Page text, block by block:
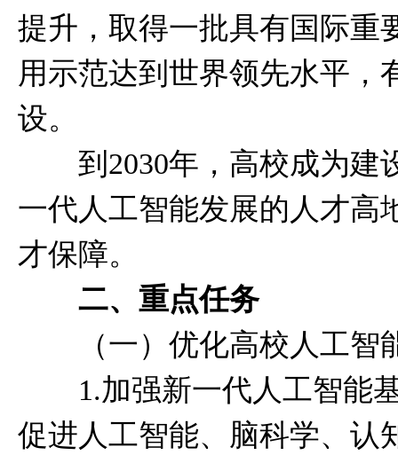
提升，取得一批具有国际重
用示范达到世界领先水平，
设。
到2030年，高校成为建
一代人工智能发展的人才高
才保障。
二、重点任务
（一）优化高校人工智
1.加强新一代人工智能基
促进人工智能、脑科学、认